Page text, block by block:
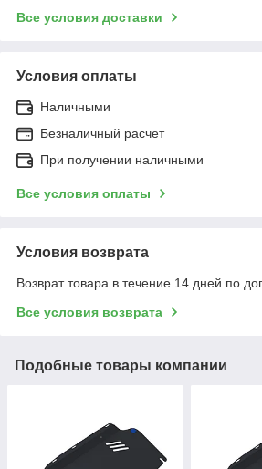
Все условия доставки
Условия оплаты
Наличными
Безналичный расчет
При получении наличными
Все условия оплаты
Условия возврата
Возврат товара в течение 14 дней по
Все условия возврата
Подобные товары компании